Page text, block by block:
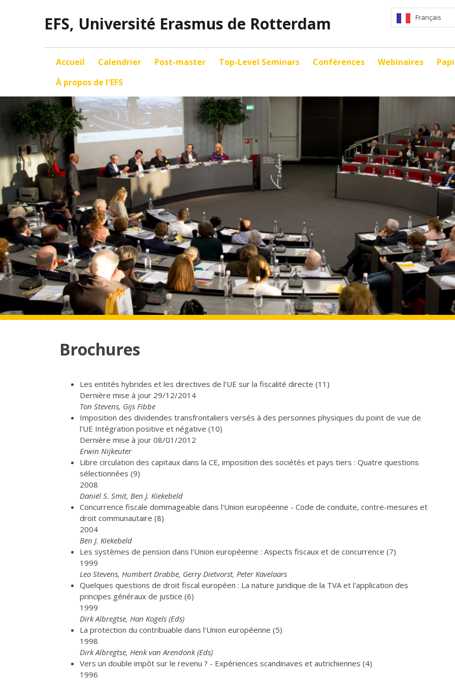
EFS, Université Erasmus de Rotterdam Français
Accueil Calendrier Post-master Top-Level Seminars Conférences Webinaires
À propos de l'EFS
Brochures
Les entités hybrides et les directives de l'UE sur la fiscalité directe (11)
Dernière mise à jour 29/12/2014
Ton Stevens, Gijs Fibbe
Imposition des dividendes transfrontaliers versés à des personnes physiques du point de vue de
l'UE Intégration positive et négative (10)
Dernière mise à jour 08/01/2012
Erwin Nijkeuter
Libre circulation des capitaux dans la CE, imposition des sociétés et pays tiers : Quatre questions
sélectionnées (9)
2008
Daniël S. Smit, Ben J. Kiekebeld
Concurrence fiscale dommageable dans l'Union européenne - Code de conduite, contre-mesures et
droit communautaire (8)
2004
Ben J. Kiekebeld
Les systèmes de pension dans l'Union européenne : Aspects fiscaux et de concurrence (7)
1999
Leo Stevens, Humbert Drabbe, Gerry Dietvorst, Peter Kavelaars
Quelques questions de droit fiscal européen : La nature juridique de la TVA et l'application des
principes généraux de justice (6)
1999
Dirk Albregtse, Han Kogels (Eds)
La protection du contribuable dans l'Union européenne (5)
1998
Dirk Albregtse, Henk van Arendonk (Eds)
Vers un double impôt sur le revenu ? - Expériences scandinaves et autrichiennes (4)
1996